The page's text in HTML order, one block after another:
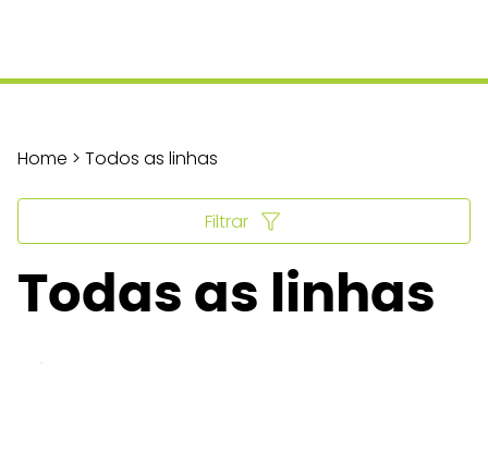
Todas as linhas
Home > Todos as linhas
Filtrar